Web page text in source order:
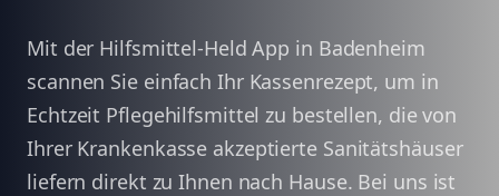
Mit der Hilfsmittel-Held App in Badenheim
scannen Sie einfach Ihr Kassenrezept, um in
Echtzeit Pflegehilfsmittel zu bestellen, die von
Ihrer Krankenkasse akzeptierte Sanitätshäuser
liefern direkt zu Ihnen nach Hause. Bei uns ist